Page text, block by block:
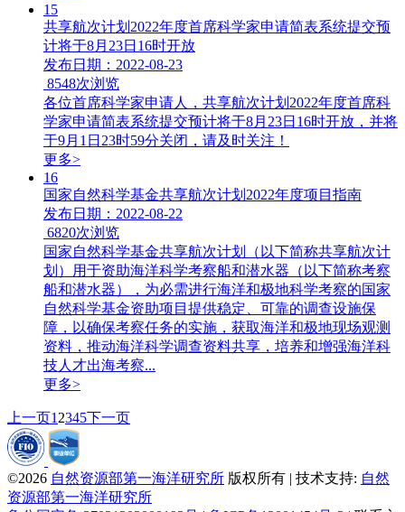
15
共享航次计划2022年度首席科学家申请简表系统提交预
计将于8月23日16时开放
发布日期：2022-08-23
8548次浏览
各位首席科学家申请人，共享航次计划2022年度首席科
学家申请简表系统提交预计将于8月23日16时开放，并将
于9月1日23时59分关闭，请及时关注！
更多>
16
国家自然科学基金共享航次计划2022年度项目指南
发布日期：2022-08-22
6820次浏览
国家自然科学基金共享航次计划（以下简称共享航次计
划）用于资助海洋科学考察船和潜水器（以下简称考察
船和潜水器），为必需进行海洋和极地科学考察的国家
自然科学基金资助项目提供稳定、可靠的调查设施保
障，以确保考察任务的实施，获取海洋和极地现场观测
资料，推动海洋科学调查资料共享，培养和增强海洋科
技人才出海考察...
更多>
上一页1 2345下一页
©2026 自然资源部第一海洋研究所 版权所有 | 技术支持: 自然
资源部第一海洋研究所